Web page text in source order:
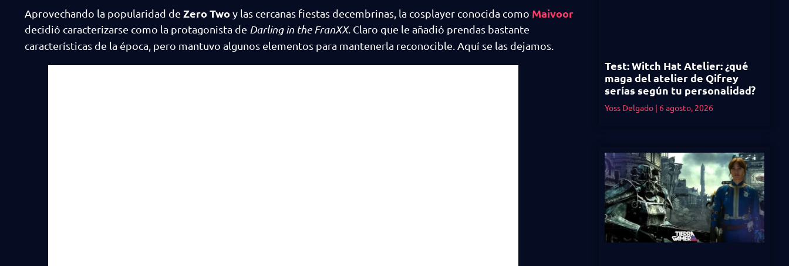
Aprovechando la popularidad de Zero Two y las cercanas fiestas decembrinas, la cosplayer conocida como Maivoor
decidió caracterizarse como la protagonista de Darling in the FranXX. Claro que le añadió prendas bastante
características de la época, pero mantuvo algunos elementos para mantenerla reconocible. Aquí se las dejamos.
Test: Witch Hat Atelier: ¿qué
maga del atelier de Qifrey
serías según tu personalidad?
Yoss Delgado 6 agosto, 2026